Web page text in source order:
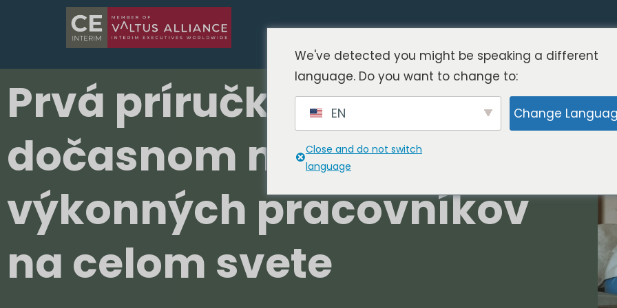
Prvá príručka o
dočasnom manažmente
výkonných pracovníkov
na celom svete
We've detected you might be speaking a different
language. Do you want to change to:
EN Change
Close and do not switch
language